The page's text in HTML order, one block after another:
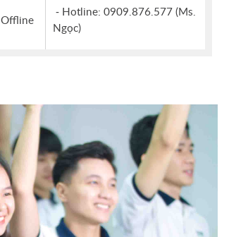
Konbanwa
Offline
- Hotline: 0909.876.577 (Ms.
Ngọc)